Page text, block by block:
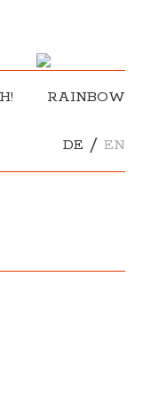
RAINBOW
DE / EN